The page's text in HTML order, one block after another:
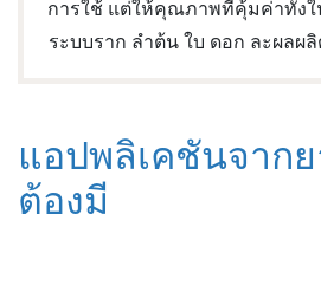
การใช้ แต่ให้คุณภาพที่คุ้มค่าทั้งใ
ระบบราก ลำต้น ใบ ดอก ละผลผ
แอปพลิเคชันจาก
ต้องมี